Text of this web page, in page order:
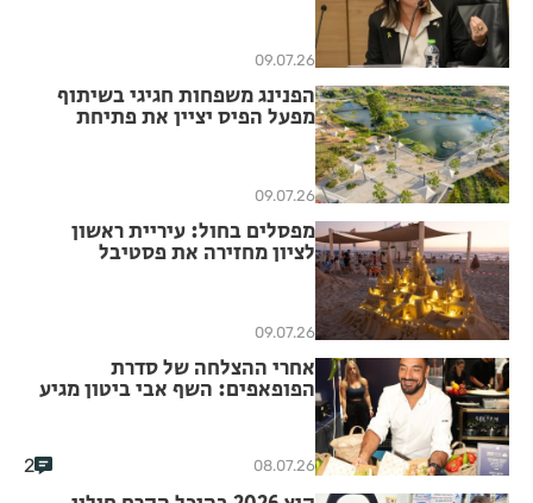
09.07.26
הפנינג משפחות חגיגי בשיתוף
מפעל הפיס יציין את פתיחת
09.07.26
מפסלים בחול: עיריית ראשון
לציון מחזירה את פסטיבל
09.07.26
אחרי ההצלחה של סדרת
הפופאפים: השף אבי ביטון מגיע
08.07.26
2